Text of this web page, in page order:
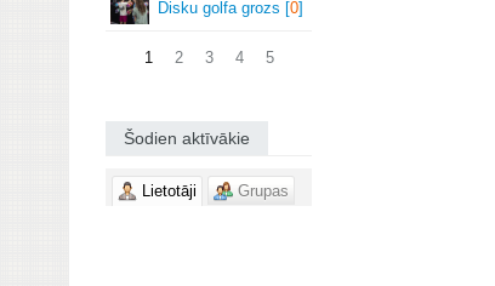
Disku golfa grozs [0]
1 2 3 4 5
Šodien aktīvākie
Lietotāji Grupas